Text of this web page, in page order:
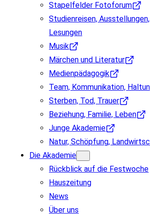
Stapelfelder Fotoforum
Studienreisen,
Lesungen
Musik
Märchen und Literatur
Medienpädagogik
Team, Kommunikation,
Sterben, Tod, Trauer
Beziehung, Familie, Leben
Junge Akademie
Natur, Schöpfung,
Die Akademie
Rückblick auf die Festwoche
Hauszeitung
News
Über uns